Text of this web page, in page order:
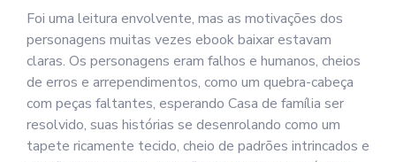
Foi uma leitura envolvente, mas as motivações dos
personagens muitas vezes ebook baixar estavam
claras. Os personagens eram falhos e humanos, cheios
de erros e arrependimentos, como um quebra-cabeça
com peças faltantes, esperando Casa de família ser
resolvido, suas histórias se desenrolando como um
tapete ricamente tecido, cheio de padrões intrincados e